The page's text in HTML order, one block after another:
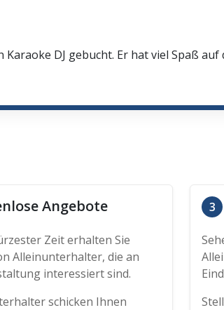
DJ gebucht. Er hat viel Spaß
Angebote
Zeit erhalten Sie
Alleinunterhalter, die an
interessiert sind.
schicken Ihnen
3